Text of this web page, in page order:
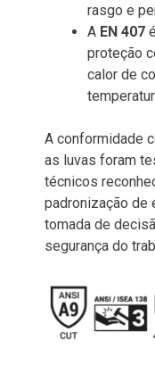
rasgo e
A EN 407
proteção
calor de
A conformidade
as luvas foram
técnicos
padronização de
tomada de
segurança do